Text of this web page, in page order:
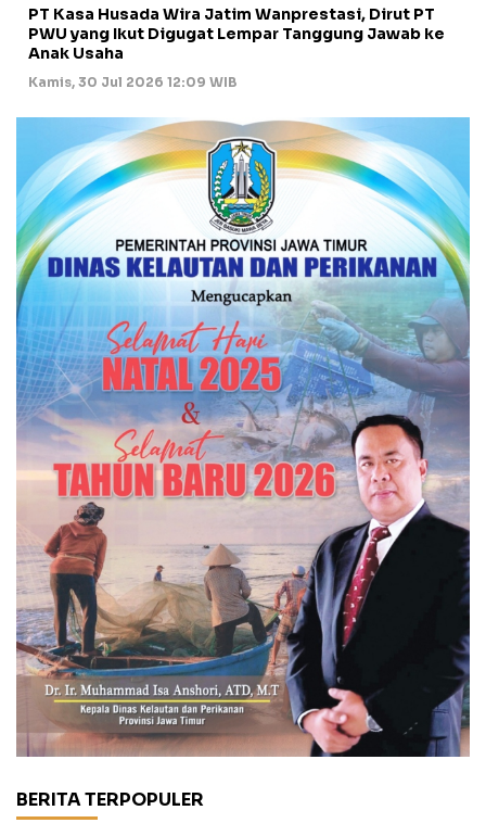
PT Kasa Husada Wira Jatim Wanprestasi, Dirut PT
PWU yang Ikut Digugat Lempar Tanggung Jawab ke
Anak Usaha
Kamis, 30 Jul 2026 12:09 WIB
BERITA TERPOPULER